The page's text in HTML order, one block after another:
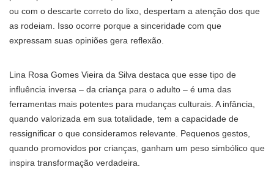
ou com o descarte correto do lixo, despertam a atenção dos que
as rodeiam. Isso ocorre porque a sinceridade com que
expressam suas opiniões gera reflexão.
Lina Rosa Gomes Vieira da Silva destaca que esse tipo de
influência inversa – da criança para o adulto – é uma das
ferramentas mais potentes para mudanças culturais. A infância,
quando valorizada em sua totalidade, tem a capacidade de
ressignificar o que consideramos relevante. Pequenos gestos,
quando promovidos por crianças, ganham um peso simbólico que
inspira transformação verdadeira.